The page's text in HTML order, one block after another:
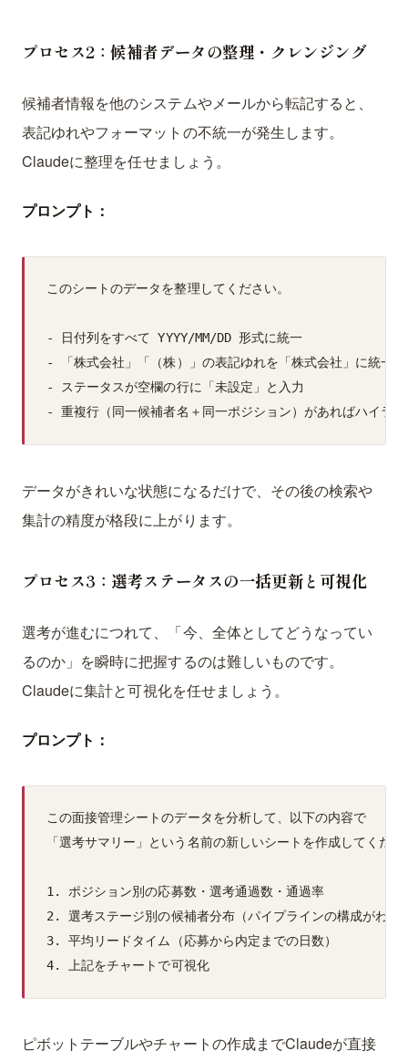
プロセス2：候補者データの整理・クレンジング
候補者情報を他のシステムやメールから転記すると、
表記ゆれやフォーマットの不統一が発生します。
Claudeに整理を任せましょう。
プロンプト：
このシートのデータを整理してください。
- 日付列をすべて YYYY/MM/DD 形式に統一
- 「株式会社」「（株）」の表記ゆれを「株式会社」に統一
- ステータスが空欄の行に「未設定」と入力
データがきれいな状態になるだけで、その後の検索や
集計の精度が格段に上がります。
プロセス3：選考ステータスの一括更新と可視化
選考が進むにつれて、「今、全体としてどうなってい
るのか」を瞬時に把握するのは難しいものです。
Claudeに集計と可視化を任せましょう。
プロンプト：
この面接管理シートのデータを分析して、以下の内容で
「選考サマリー」という名前の新しいシートを作成してくださ
1. ポジション別の応募数・選考通過数・通過率
2. 選考ステージ別の候補者分布（パイプラインの構成がわか
3. 平均リードタイム（応募から内定までの日数）
4. 上記をチャートで可視化
ピボットテーブルやチャートの作成までClaudeが直接